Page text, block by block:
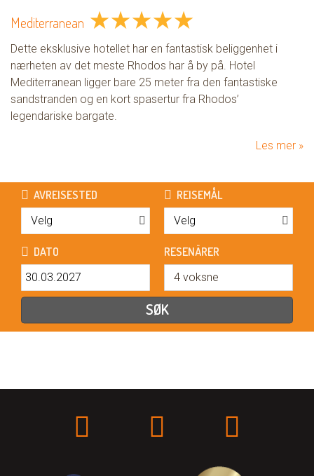
Mediterranean ★★★★★
Dette eksklusive hotellet har en fantastisk beliggenhet i
nærheten av det meste Rhodos har å by på. Hotel
Mediterranean ligger bare 25 meter fra den fantastiske
sandstranden og en kort spasertur fra Rhodos’
legendariske bargate.
Les mer